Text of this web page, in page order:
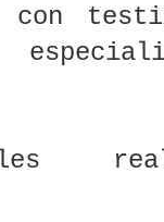
con